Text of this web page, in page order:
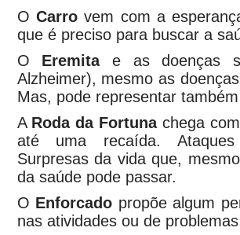
O Carrovem com a
que é preciso para buscar a
O Eremitae as doenças
Alzheimer), mesmo as
Mas, pode representar
A Roda da Fortunachega
até uma recaída. Ataques
Surpresas da vida que,
da saúde pode passar.
O Enforcado propõe algum
nas atividades ou de